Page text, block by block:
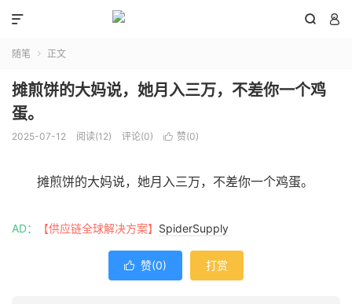
 

随笔  正文
摊煎饼的大妈说，她月入三万，不差你一个鸡
蛋。
2025-07-12 阅读(12) 评论(0)  赞(0)
摊煎饼的大妈说，她月入三万，不差你一个鸡蛋。
AD： 【供应链全球解决方案】 SpiderSupply
 赞(0) 打赏